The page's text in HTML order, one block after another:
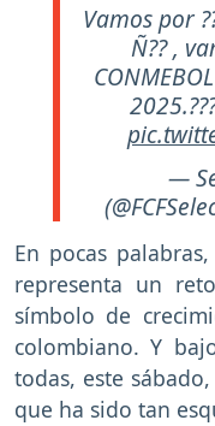
Vamos por
Ñ?? ,
—
En pocas
representa un
símbolo de
colombiano. Y
todas, este sábado,
que ha sido tan